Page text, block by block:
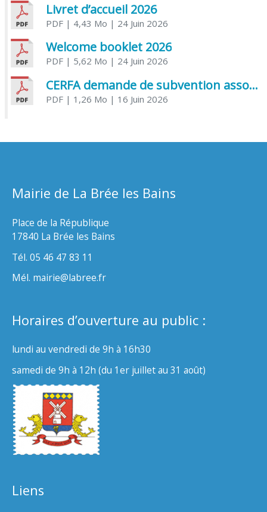
Livret d’accueil 2026
PDF| 4,43 Mo | 24 Juin 2026
Welcome booklet 2026
PDF| 5,62 Mo | 24 Juin 2026
CERFA demande de subvention association
PDF| 1,26 Mo | 16 Juin 2026
Mairie de La Brée les Bains
Place de la République
17840 La Brée les Bains
Tél. 05 46 47 83 11
Mél. mairie@labree.fr
Horaires d’ouverture au public :
lundi au vendredi de 9h à 16h30
samedi de 9h à 12h (du 1er juillet au 31 août)
Liens